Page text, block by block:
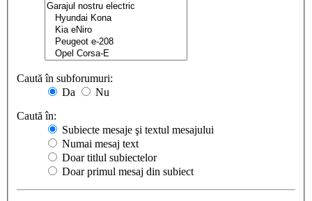
Caută în subforumuri:
Da
Nu
Caută în:
Subiecte mesaje şi textul mesajului
Numai mesaj text
Doar titlul subiectelor
Doar primul mesaj din subiect